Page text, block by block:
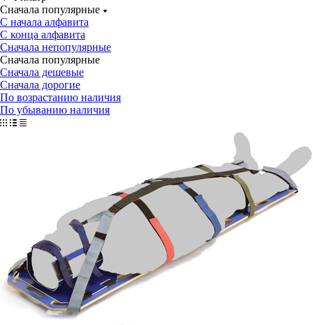
Сначала популярные
С начала алфавита
С конца алфавита
Сначала непопулярные
Сначала популярные
Сначала дешевые
Сначала дорогие
По возрастанию наличия
По убыванию наличия